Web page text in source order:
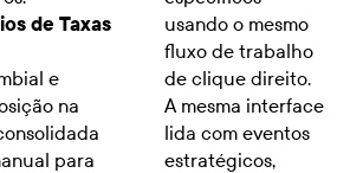
de Taxas
e
na
para
usando o mesmo
fluxo de trabalho
de clique direito.
A mesma interface
lida com eventos
estratégicos,